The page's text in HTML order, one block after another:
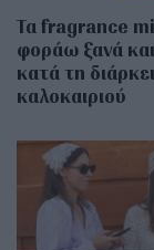
Τα fragrance
φοράω ξανά
κατά τη
καλοκαιριού